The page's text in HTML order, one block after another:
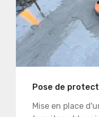
Pose de
Mise en place